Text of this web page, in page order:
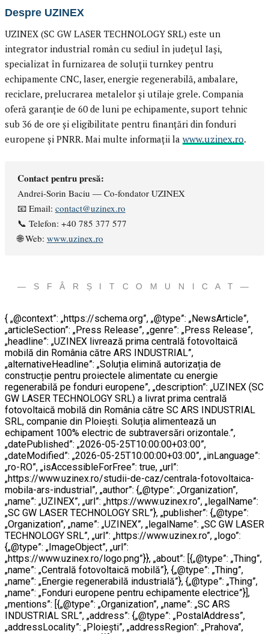
Despre UZINEX
UZINEX (SC GW LASER TECHNOLOGY SRL) este un
integrator industrial român cu sediul în județul Iași,
specializat în furnizarea de soluții turnkey pentru
echipamente CNC, laser, energie regenerabilă, ambalare,
reciclare, prelucrarea metalelor și utilaje grele. Compania
oferă garanție de 60 de luni pe echipamente, suport tehnic
sub 36 de ore și eligibilitate pentru finanțări din fonduri
europene și PNRR. Mai multe informații la www.uzinex.ro.
Contact pentru presă:
Andrei-Sorin Baciu — Co-fondator UZINEX
📧 Email: contact@uzinex.ro
📞 Telefon: +40 785 377 577
🌐 Web: www.uzinex.ro
— S F Â R Ș I T C O M U N I C A T —
{ „@context”: „https://schema.org”, „@type”: „NewsArticle”,
„articleSection”: „Press Release”, „genre”: „Press Release”,
„headline”: „UZINEX livrează prima centrală fotovoltaică
mobilă din România către ARS INDUSTRIAL”,
„alternativeHeadline”: „Soluția elimină autorizația de
construcție pentru proiectele alimentate cu energie
regenerabilă pe fonduri europene”, „description”: „UZINEX (SC
GW LASER TECHNOLOGY SRL) a livrat prima centrală
fotovoltaică mobilă din România către SC ARS INDUSTRIAL
SRL, companie din Ploiești. Soluția alimentează un
echipament 100% electric de subtraversări orizontale.”,
„datePublished”: „2026-05-25T10:00:00+03:00”,
„dateModified”: „2026-05-25T10:00:00+03:00”, „inLanguage”:
„ro-RO”, „isAccessibleForFree”: true, „url”:
„https://www.uzinex.ro/studii-de-caz/centrala-fotovoltaica-
mobila-ars-industrial”, „author”: {„@type”: „Organization”,
„name”: „UZINEX”, „url”: „https://www.uzinex.ro”, „legalName”:
„SC GW LASER TECHNOLOGY SRL”}, „publisher”: {„@type”:
„Organization”, „name”: „UZINEX”, „legalName”: „SC GW LASER
TECHNOLOGY SRL”, „url”: „https://www.uzinex.ro”, „logo”:
{„@type”: „ImageObject”, „url”:
„https://www.uzinex.ro/logo.png”}}, „about”: [{„@type”: „Thing”,
„name”: „Centrală fotovoltaică mobilă”}, {„@type”: „Thing”,
„name”: „Energie regenerabilă industrială”}, {„@type”: „Thing”,
„name”: „Fonduri europene pentru echipamente electrice”}],
„mentions”: [{„@type”: „Organization”, „name”: „SC ARS
INDUSTRIAL SRL”, „address”: {„@type”: „PostalAddress”,
„addressLocality”: „Ploiești”, „addressRegion”: „Prahova”,